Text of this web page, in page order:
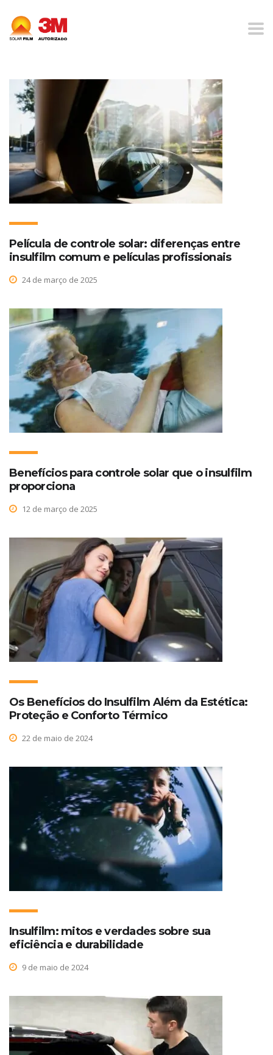
Home Blog
Película de controle solar: diferenças entre
insulfilm comum e películas profissionais
24 de março de 2025
Benefícios para controle solar que o insulfilm
proporciona
12 de março de 2025
Os Benefícios do Insulfilm Além da Estética:
Proteção e Conforto Térmico
22 de maio de 2024
Insulfilm: mitos e verdades sobre sua
eficiência e durabilidade
9 de maio de 2024